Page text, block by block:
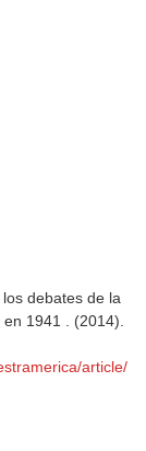
debates de la
1941 . (2014).
article/